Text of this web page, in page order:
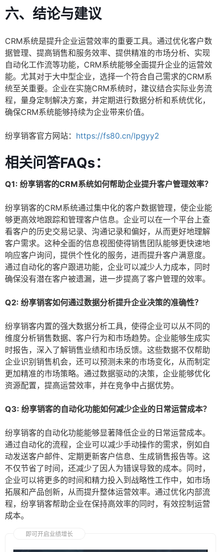
六、结论与建议
CRM系统是提升企业运营效率的重要工具。通过优化客户数
据管理、提高销售和服务效率、提供精准的市场分析、实现
自动化工作流等功能，CRM系统能够全面提升企业的运营效
能。尤其对于大中型企业，选择一个符合自己需求的CRM系
统至关重要。企业在实施CRM系统时，建议结合实际业务流
程，量身定制解决方案，并定期进行数据分析和系统优化，
确保CRM系统能够持续为企业带来价值。
纷享销客官方网站： https://fs80.cn/lpgyy2
相关问答FAQs：
Q1: 纷享销客的CRM系统如何帮助企业提升客户管理效率？
纷享销客的CRM系统通过集中化的客户数据管理，使企业能
够更高效地跟踪和管理客户信息。企业可以在一个平台上查
看客户的历史交易记录、沟通记录和偏好，从而更好地理解
客户需求。这种全面的信息视图使得销售团队能够更快速地
响应客户询问，提供个性化的服务，进而提升客户满意度。
通过自动化的客户跟进功能，企业可以减少人力成本，同时
确保没有潜在客户被遗漏，进一步提高了客户管理的效率。
Q2: 纷享销客如何通过数据分析提升企业决策的准确性？
纷享销客内置的强大数据分析工具，使得企业可以从不同的
维度分析销售数据、客户行为和市场趋势。企业能够生成实
时报告，深入了解销售业绩和市场反馈。这些数据不仅帮助
企业识别销售机会，还可以预测未来的市场变化，从而制定
更加精准的市场策略。通过数据驱动的决策，企业能够优化
资源配置，提高运营效率，并在竞争中占据优势。
Q3: 纷享销客的自动化功能如何减少企业的日常运营成本？
纷享销客的自动化功能能够显著降低企业的日常运营成本。
通过自动化的流程，企业可以减少手动操作的需求，例如自
动发送客户邮件、定期更新客户信息、生成销售报告等。这
不仅节省了时间，还减少了因人为错误导致的成本。同时，
企业可以将更多的时间和精力投入到战略性工作中，如市场
拓展和产品创新，从而提升整体运营效率。通过优化内部流
程，纷享销客帮助企业在保持高效率的同时，有效控制运营
成本。
即可开启业绩增长